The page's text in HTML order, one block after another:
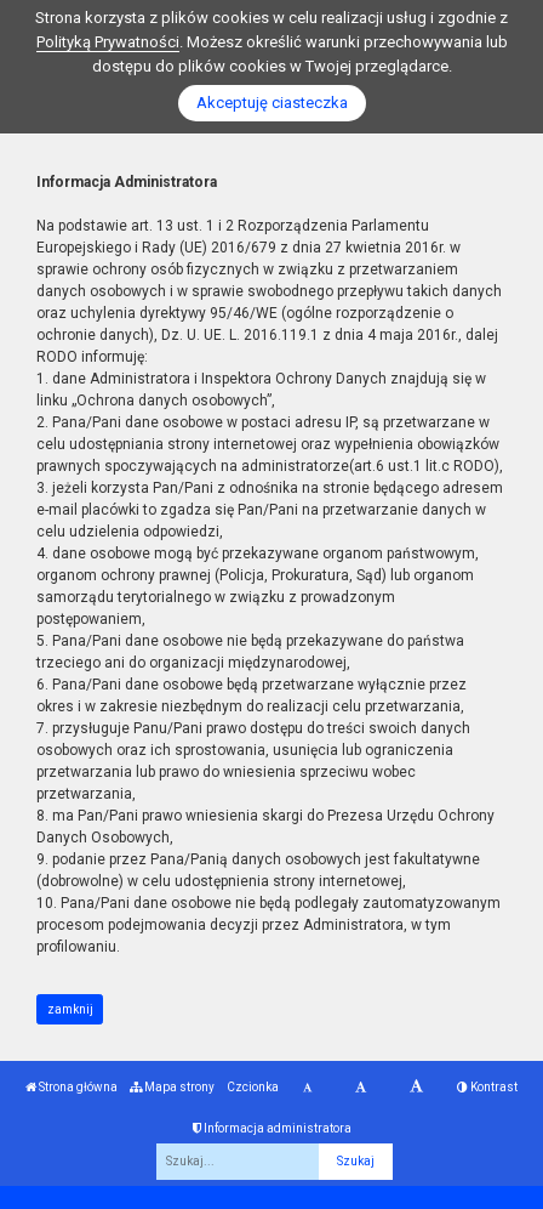
Strona korzysta z plików cookies w celu realizacji usług i zgodnie z
Polityką Prywatności. Możesz określić warunki przechowywania lub
dostępu do plików cookies w Twojej przeglądarce.
Akceptuję ciasteczka
Informacja Administratora
Na podstawie art. 13 ust. 1 i 2 Rozporządzenia Parlamentu
Europejskiego i Rady (UE) 2016/679 z dnia 27 kwietnia 2016r. w
sprawie ochrony osób fizycznych w związku z przetwarzaniem
danych osobowych i w sprawie swobodnego przepływu takich danych
oraz uchylenia dyrektywy 95/46/WE (ogólne rozporządzenie o
ochronie danych), Dz. U. UE. L. 2016.119.1 z dnia 4 maja 2016r., dalej
RODO informuję:
1. dane Administratora i Inspektora Ochrony Danych znajdują się w
linku „Ochrona danych osobowych”,
2. Pana/Pani dane osobowe w postaci adresu IP, są przetwarzane w
celu udostępniania strony internetowej oraz wypełnienia obowiązków
prawnych spoczywających na administratorze(art.6 ust.1 lit.c RODO),
3. jeżeli korzysta Pan/Pani z odnośnika na stronie będącego adresem
e-mail placówki to zgadza się Pan/Pani na przetwarzanie danych w
celu udzielenia odpowiedzi,
4. dane osobowe mogą być przekazywane organom państwowym,
organom ochrony prawnej (Policja, Prokuratura, Sąd) lub organom
samorządu terytorialnego w związku z prowadzonym
postępowaniem,
5. Pana/Pani dane osobowe nie będą przekazywane do państwa
trzeciego ani do organizacji międzynarodowej,
6. Pana/Pani dane osobowe będą przetwarzane wyłącznie przez
okres i w zakresie niezbędnym do realizacji celu przetwarzania,
7. przysługuje Panu/Pani prawo dostępu do treści swoich danych
osobowych oraz ich sprostowania, usunięcia lub ograniczenia
przetwarzania lub prawo do wniesienia sprzeciwu wobec
przetwarzania,
8. ma Pan/Pani prawo wniesienia skargi do Prezesa Urzędu Ochrony
Danych Osobowych,
9. podanie przez Pana/Panią danych osobowych jest fakultatywne
(dobrowolne) w celu udostępnienia strony internetowej,
10. Pana/Pani dane osobowe nie będą podlegały zautomatyzowanym
procesom podejmowania decyzji przez Administratora, w tym
profilowaniu.
zamknij
Strona główna Mapa strony Czcionka Kontrast
Informacja administratora